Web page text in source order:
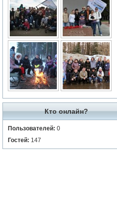
Кто онлайн?
Пользователей: 0
Гостей: 147